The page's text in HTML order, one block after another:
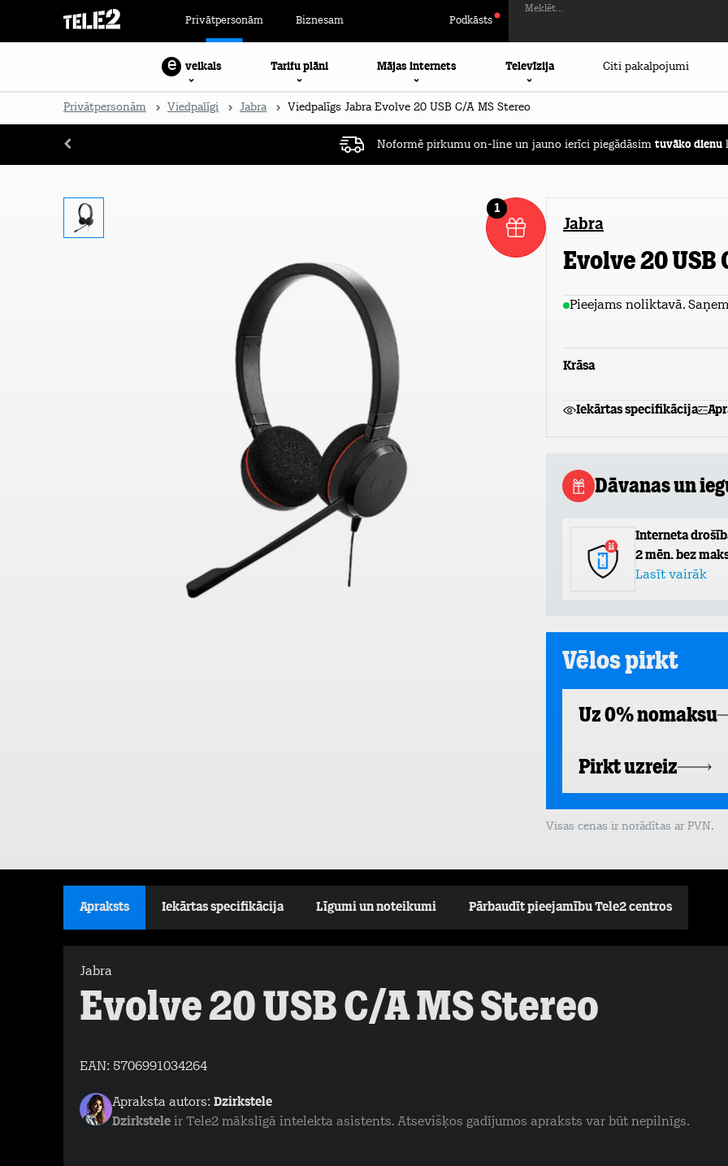
Privātpersonām Biznesam Podkāsts
Meklēt...
e veikals Tarifu plāni Mājas internets Televīzija Citi pakalpojumi
Privātpersonām Viedpalīgi Jabra Viedpalīgs Jabra Evolve 20 USB C/A MS Stereo
Noformē pirkumu on-line un jauno ierīci piegādāsim tuvāko dienu
1
Jabra
Evolve 20 USB
Pieejams noliktavā.
Krāsa
Iekārtas specifikācija
Dāvanas un
Interneta
2 mēn. bez
Lasīt vairāk
Vēlos pirkt
Uz 0% nomaksu
Pirkt uzreiz
Visas cenas ir norādītas ar PVN.
Apraksts Iekārtas specifikācija Līgumi un noteikumi Pārbaudīt pieejamību Tele2 centros
Jabra
Evolve 20 USB C/A MS Stereo
EAN: 5706991034264
Apraksta autors: Dzirkstele
Dzirkstele ir Tele2 mākslīgā intelekta asistents. Atsevišķos gadījumos apraksts var būt nepilnīgs.